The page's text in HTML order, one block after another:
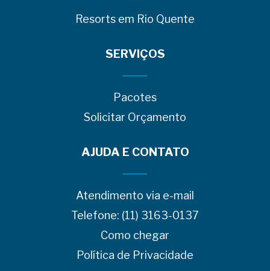
Resorts em Rio Quente
SERVIÇOS
Pacotes
Solicitar Orçamento
AJUDA E CONTATO
Atendimento via e-mail
Telefone: (11) 3163-0137
Como chegar
Política de Privacidade